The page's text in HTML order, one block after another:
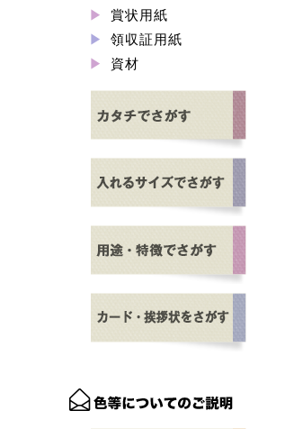
賞状用紙
領収証用紙
資材